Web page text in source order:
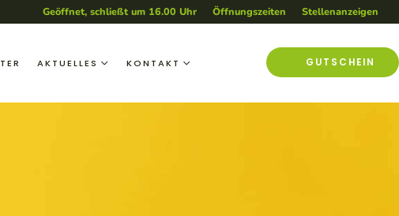
Geöffnet, schließt um 16.00 Uhr Öffnungszeiten Stellenanzeigen
AKTUELLES KONTAKT GUTSCHEIN